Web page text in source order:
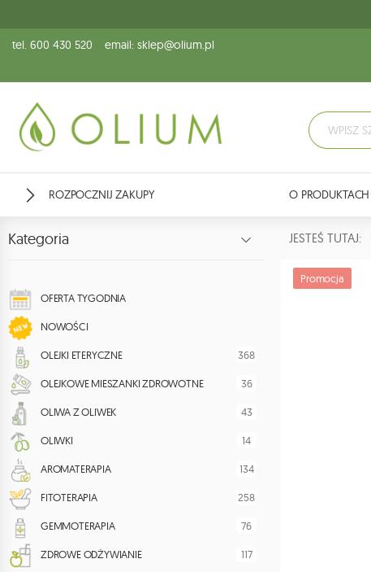
tel. 600 430 520 email: sklep@olium.pl
ROZPOCZNIJ ZAKUPY O PRODUKTACH
Kategoria
OFERTA TYGODNIA
NOWOŚCI
OLEJKI ETERYCZNE 368
OLEJKOWE MIESZANKI ZDROWOTNE 36
OLIWA Z OLIWEK 43
OLIWKI 14
AROMATERAPIA 134
FITOTERAPIA 258
GEMMOTERAPIA 76
ZDROWE ODŻYWIANIE 117
JESTEŚ TUTAJ:
Promocja